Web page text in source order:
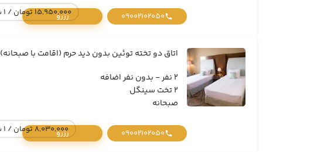
15,950,000 تومان / 1 شب تومان / شب 09002102050 رزرو
اتاق دو تخته توئین بدون دید حرم (اقامت با صبحانه)
2 نفر - بدون نفر اضافه
2 تخت سینگل
صبحانه
8,030,000 تومان / 1 شب تومان / شب 09002102050 رزرو